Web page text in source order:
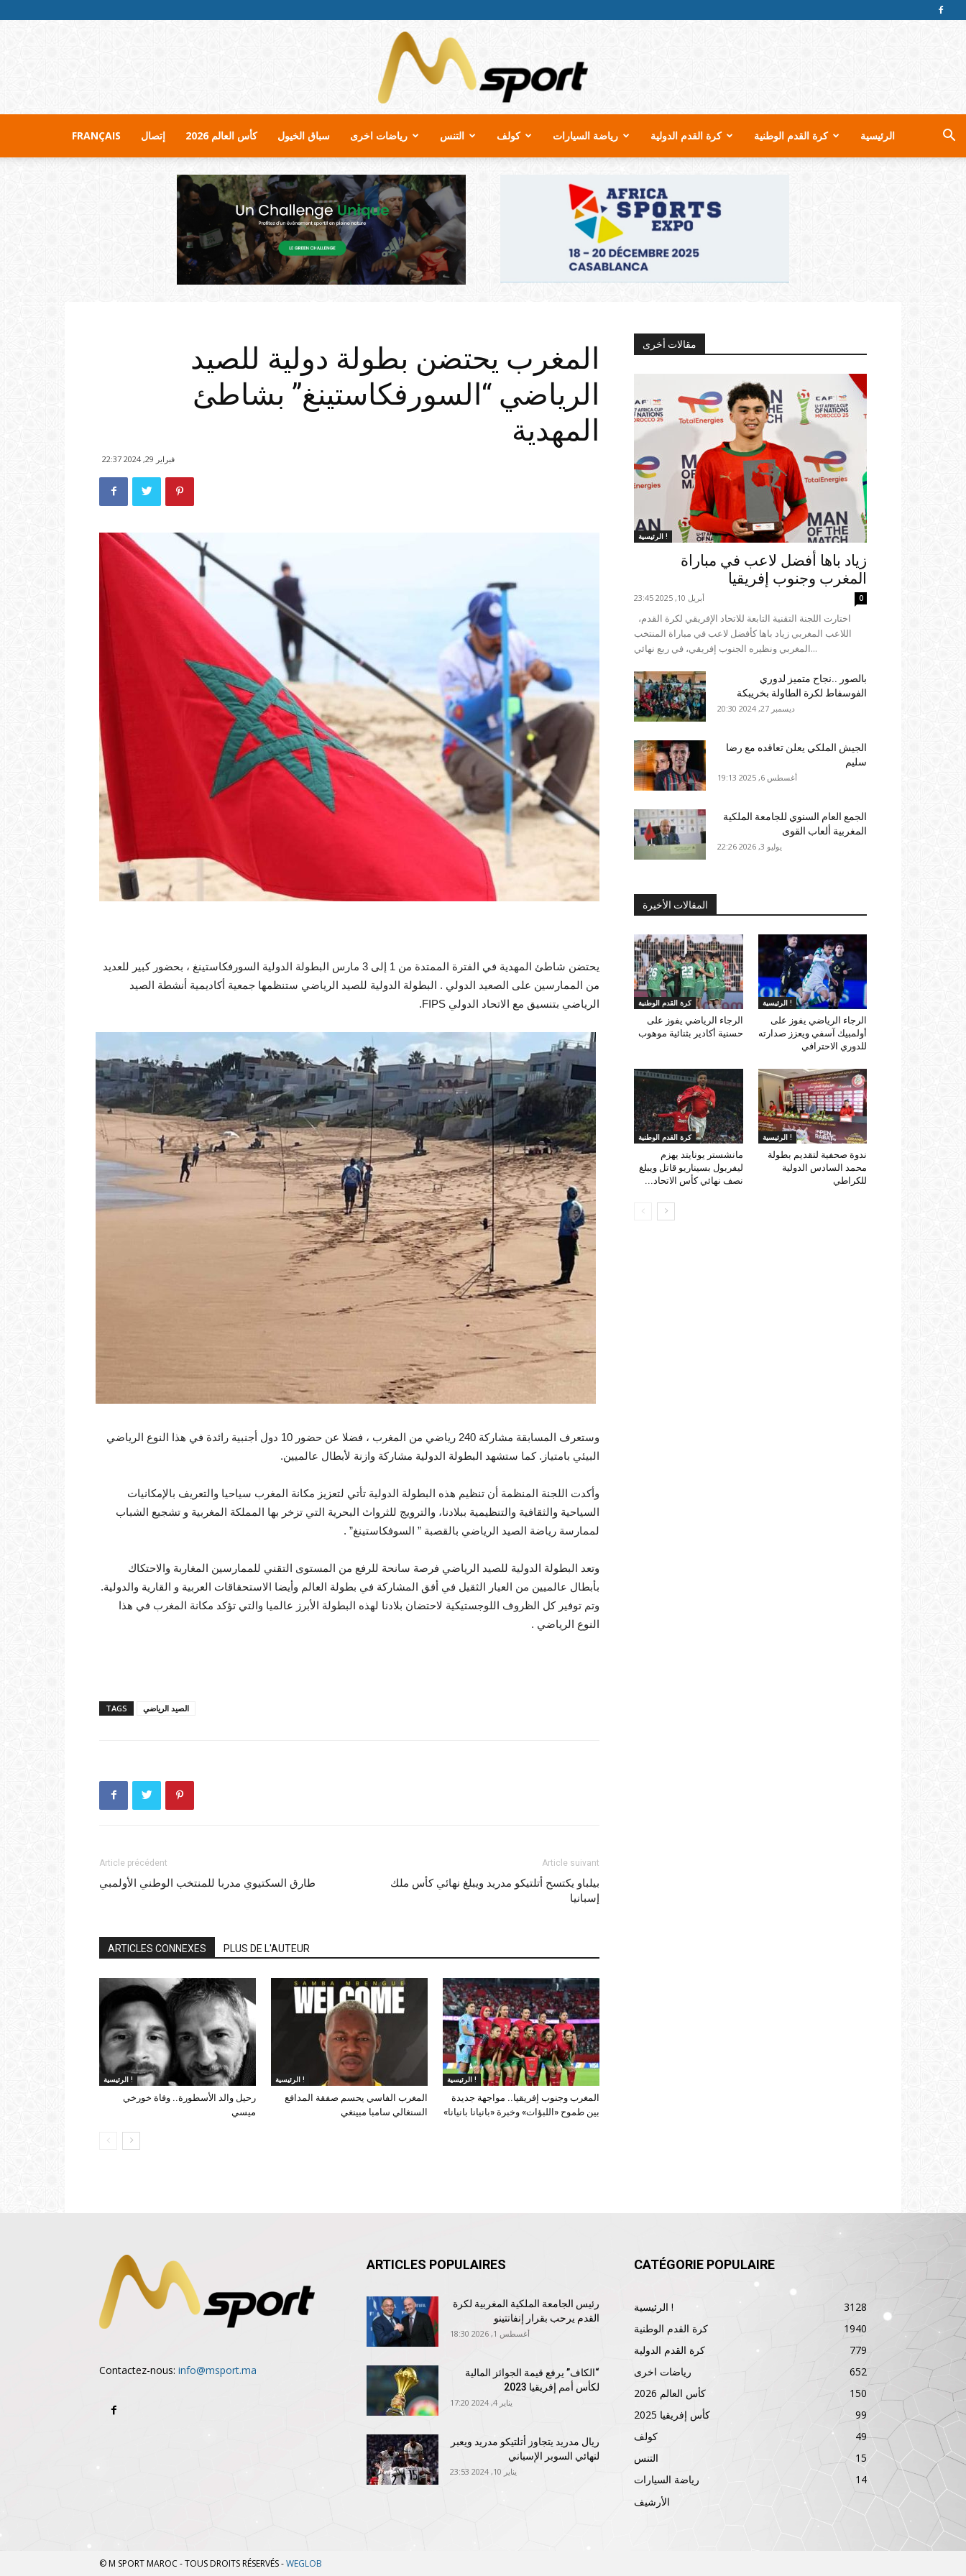
MSport.ma
FRANÇAIS إتصال كأس العالم 2026 سباق الخيول رياضات اخرى التنس كولف رياضة السيارات كرة القدم الدولية كرة القدم الوطنية الرئيسية
المغرب يحتضن بطولة دولية للصيد
الرياضي “السورفكاستينغ” بشاطئ
المهدية
فبراير 29, 2024 22:37
يحتضن شاطئ المهدية في الفترة الممتدة من 1 إلى 3 مارس البطولة الدولية السورفكاستينغ ، بحضور كبير للعديد
من الممارسين على الصعيد الدولي . البطولة الدولية للصيد الرياضي ستنظمها جمعية أكاديمية أنشطة الصيد
الرياضي بتنسيق مع الاتحاد الدولي FIPS.
وستعرف المسابقة مشاركة 240 رياضي من المغرب ، فضلا عن حضور 10 دول أجنبية رائدة في هذا النوع الرياضي
البيئي بامتياز. كما ستشهد البطولة الدولية مشاركة وازنة لأبطال عالميين.
وأكدت اللجنة المنظمة أن تنظيم هذه البطولة الدولية تأتي لتعزيز مكانة المغرب سياحيا والتعريف بالإمكانيات
السياحية والثقافية والتنظيمية ببلادنا، والترويج للثرواث البحرية التي تزخر بها المملكة المغربية و تشجيع الشباب
لممارسة رياضة الصيد الرياضي بالقصبة ” السوفكاستينغ” .
وتعد البطولة الدولية للصيد الرياضي فرصة سانحة للرفع من المستوى التقني للممارسين المغاربة والاحتكاك
بأبطال عالميين من العيار الثقيل في أفق المشاركة في بطولة العالم وأيضا الاستحقاقات العربية و القارية والدولية.
وتم توفير كل الظروف اللوجستيكية لاحتضان بلادنا لهذه البطولة الأبرز عالميا والتي تؤكد مكانة المغرب في هذا
النوع الرياضي .
TAGS الصيد الرياضي
Article précédent
طارق السكتيوي مدربا للمنتخب الوطني الأولمبي
Article suivant
بيلباو يكتسح أتلتيكو مدريد ويبلغ نهائي كأس ملك
إسبانيا
ARTICLES CONNEXES PLUS DE L'AUTEUR
الرئيسية !
رحيل والد الأسطورة.. وفاة خورخي
ميسي
الرئيسية !
المغرب الفاسي يحسم صفقة المدافع
السنغالي سامبا مبينغي
الرئيسية !
المغرب وجنوب إفريقيا.. مواجهة جديدة
بين طموح «اللبؤات» وخبرة «بانيانا بانيانا»
مقالات أخرى
الرئيسية !
زياد باها أفضل لاعب في مباراة
المغرب وجنوب إفريقيا
أبريل 10, 2025 23:45 0
اللاعب المغربي زياد باها كأفضل لاعب في مباراة المنتخب
المغربي ونظيره الجنوب إفريقي، في ربع نهائي...
بالصور ..نجاح متميز لدوري
الفوسفاط لكرة الطاولة بخريبكة
ديسمبر 27, 2024 20:30
الجيش الملكي يعلن تعاقده مع رضا
سليم
أغسطس 6, 2025 19:13
الجمع العام السنوي للجامعة الملكية
المغربية ألعاب القوى
يوليو 3, 2026 22:26
المقالات الأخيرة
كرة القدم الوطنية
الرجاء الرياضي يفوز على
حسنية أكادير بثنائية موهوب
الرئيسية !
الرجاء الرياضي يفوز على
أولمبيك آسفي ويعزز صدارته
للدوري الاحترافي
كرة القدم الوطنية
مانشستر يونايتد يهزم
ليفربول بسيناريو قاتل ويبلغ
نصف نهائي كأس الاتحاد...
الرئيسية !
ندوة صحفية لتقديم بطولة
محمد السادس الدولية
للكراطي
Contactez-nous: info@msport.ma
ARTICLES POPULAIRES
رئيس الجامعة الملكية المغربية لكرة
القدم يرحب بقرار إنفانتينو
أغسطس 1, 2026 18:30
“الكاف” يرفع قيمة الجوائز المالية
لكأس أمم إفريقيا 2023
يناير 4, 2024 17:20
ريال مدريد يتجاوز أتلتيكو مدريد ويعبر
لنهائي السوبر الإسباني
يناير 10, 2024 23:53
CATÉGORIE POPULAIRE
الرئيسية !
3128
كرة القدم الوطنية
1940
كرة القدم الدولية
779
رياضات اخرى
652
كأس العالم 2026
150
كأس إفريقيا 2025
99
كولف
49
التنس
15
رياضة السيارات
14
الأرشيف
© M SPORT MAROC - TOUS DROITS RÉSERVÉS -WEGLOB